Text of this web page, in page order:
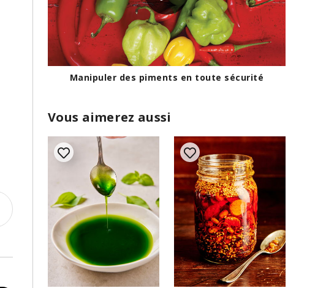
Manipuler des piments en toute sécurité
Vous aimerez aussi